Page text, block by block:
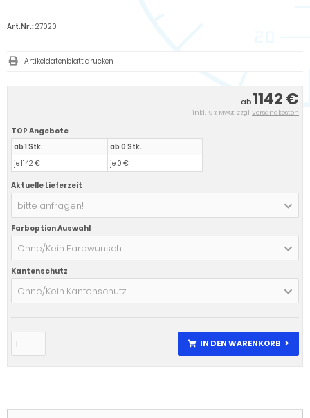
ab1142 €
inkl. 19 % MwSt. zzgl.Versandkosten
TOP Angebote
ab 1 Stk.
je 1142 €
ab 0 Stk.
je 0 €
Aktuelle Lieferzeit
bitte anfragen!
Farboption Auswahl
Ohne/Kein Farbwunsch
Kantenschutz
Ohne/Kein Kantenschutz
IN DEN WARENKORB
Art.Nr.: 27020
Artikeldatenblatt drucken